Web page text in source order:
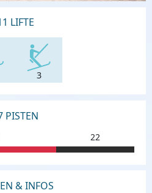
LIFTE
3
PISTEN
22
& INFOS